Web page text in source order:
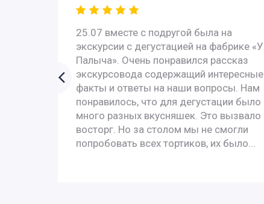
25.07 вместе с подругой была на
экскурсии с дегустацией на фабрике «У
Палыча». Очень понравился рассказ
экскурсовода содержащий интересные
факты и ответы на наши вопросы. Нам
понравилось, что для дегустации было
много разных вкусняшек. Это вызвало
восторг. Но за столом мы не смогли
попробовать всех тортиков, их было...